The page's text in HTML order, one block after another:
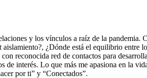
y los vínculos a raíz de la pandemia.
¿Dónde está el equilibrio entre
reconocida red de contactos para
interés. Lo que más me apasiona en la
por ti” y “Conectados”.